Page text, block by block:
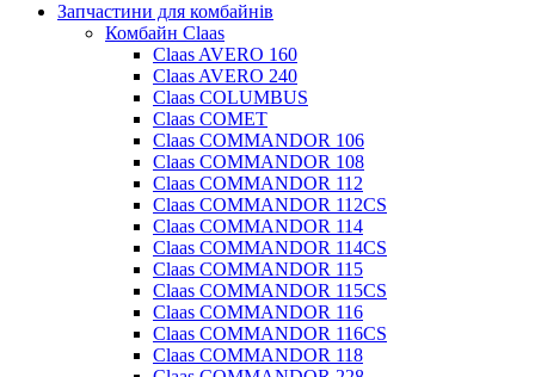
Запчастини для комбайнів
Комбайн Claas
Claas AVERO 160
Claas AVERO 240
Claas COLUMBUS
Claas COMET
Claas COMMANDOR 106
Claas COMMANDOR 108
Claas COMMANDOR 112
Claas COMMANDOR 112CS
Claas COMMANDOR 114
Claas COMMANDOR 114CS
Claas COMMANDOR 115
Claas COMMANDOR 115CS
Claas COMMANDOR 116
Claas COMMANDOR 116CS
Claas COMMANDOR 118